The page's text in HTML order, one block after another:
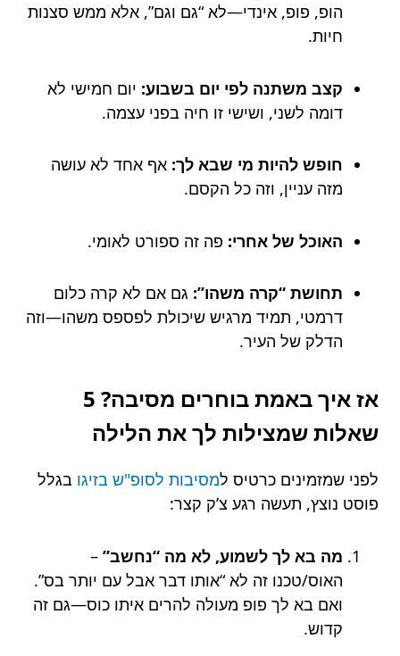
הופ, פופ, אינדי—לא “גם וגם”, אלא ממש סצנות
חיות.
קצב משתנה לפי יום בשבוע: יום חמישי לא
דומה לשני, ושישי זו חיה בפני עצמה.
חופש להיות מי שבא לך: אף אחד לא עושה
מזה עניין, וזה כל הקסם.
האוכל של אחרי: פה זה ספורט לאומי.
תחושת “קרה משהו”: גם אם לא קרה כלום
דרמטי, תמיד מרגיש שיכולת לפספס משהו—וזה
הדלק של העיר.
אז איך באמת בוחרים מסיבה? 5
שאלות שמצילות לך את הלילה
לפני שמזמינים כרטיס למסיבות לסופ"ש בזיגו בגלל
פוסט נוצץ, תעשה רגע צ’ק קצר:
מה בא לך לשמוע, לא מה “נחשב” –
האוס/טכנו זה לא “אותו דבר אבל עם יותר בס”.
ואם בא לך פופ מעולה להרים איתו כוס—גם זה
קדוש.